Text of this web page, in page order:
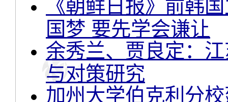
《朝鲜日报》前韩
国梦 要先学会谦让
余秀兰、贾良定：
与对策研究
加州大学伯克利分